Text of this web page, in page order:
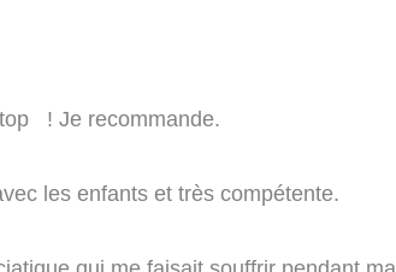
! Je recommande.
les enfants et très compétente.